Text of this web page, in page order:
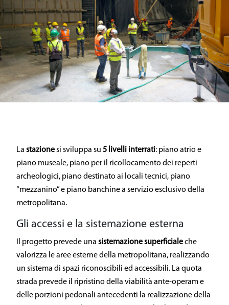
La stazionesi sviluppa su 5 livelli interrati: piano atrio e
piano museale, piano per il ricollocamento dei reperti
archeologici, piano destinato ai locali tecnici, piano
“mezzanino” e piano banchine a servizio esclusivo della
metropolitana.
Gli accessi e la sistemazione esterna
Il progetto prevede una sistemazione superficialeche
valorizza le aree esterne della metropolitana, realizzando
un sistema di spazi riconoscibili ed accessibili. La quota
strada prevede il ripristino della viabilità ante-operam e
delle porzioni pedonali antecedenti la realizzazione della